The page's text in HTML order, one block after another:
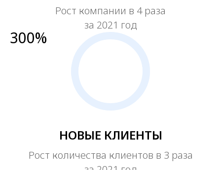
Рост компании в 4 раза
за 2021 год
300%
НОВЫЕ КЛИЕНТЫ
Рост количества клиентов в 3 раза